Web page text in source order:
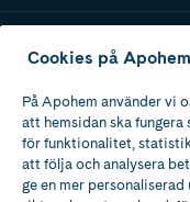
Apotek med tillstånd
av Läkemedelsverket
Cookies på Apohem
På Apohem använder vi
att hemsidan ska fungera
för funktionalitet,
att följa och analysera
ge en mer